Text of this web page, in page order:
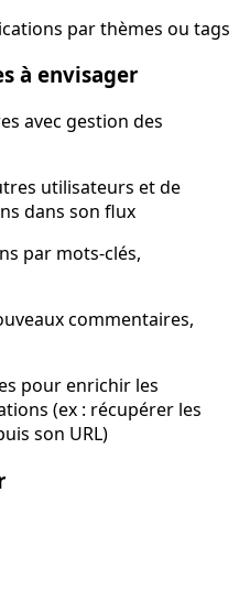
par thèmes ou tags
à envisager
avec gestion des
utilisateurs et de
dans son flux
par mots-clés,
commentaires,
pour enrichir les
(ex : récupérer les
son URL)